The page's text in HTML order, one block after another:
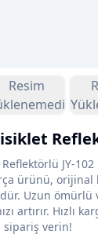
Resim
JY-102
ürünü,
Uzun ömürlü
artırır. Hızlı
sipariş verin!